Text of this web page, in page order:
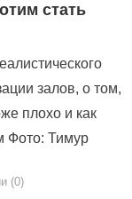
стать
залов, о том,
плохо и как
Фото: Тимур
(0)